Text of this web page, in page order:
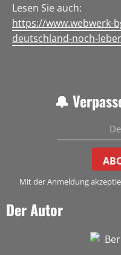
Lesen Sie auch:
https://www.webwerk-
deutschland-noch-
🔔
Mit der Anmeldung
Der Autor